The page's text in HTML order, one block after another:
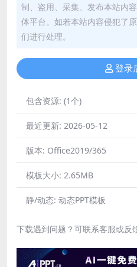
制、盗用、采集、发布本站内
体平台。如若本站内容侵犯了
们进行处理。
登录
包含资源: (1个)
最近更新: 2026-05-12
版本: Office2019/365
模板大小: 2.65MB
静/动态: 动态PPT模板
下载遇到问题？可联系客服或反